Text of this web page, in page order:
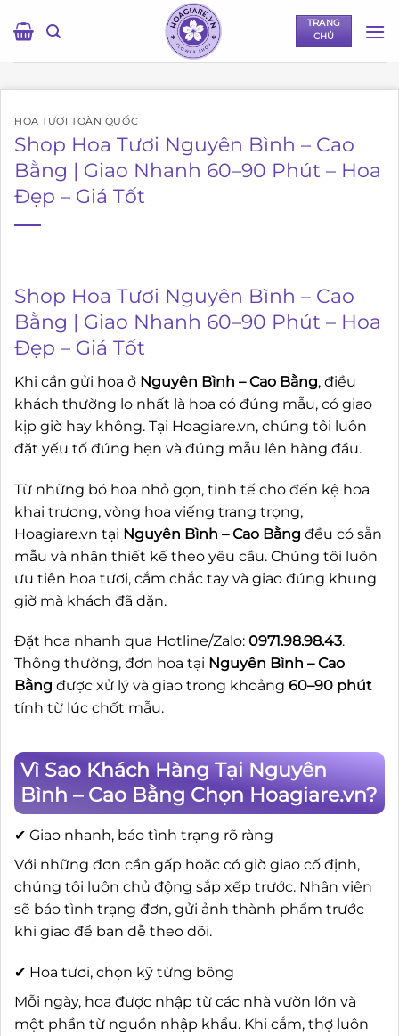
qua
TRANG
CHỦ
HOA TƯƠI TOÀN QUỐC
Shop Hoa Tươi Nguyên Bình – Cao
Bằng | Giao Nhanh 60–90 Phút – Hoa
Đẹp – Giá Tốt
Shop Hoa Tươi Nguyên Bình – Cao
Bằng | Giao Nhanh 60–90 Phút – Hoa
Đẹp – Giá Tốt
Khi cần gửi hoa ở Nguyên Bình – Cao Bằng, điều
khách thường lo nhất là hoa có đúng mẫu, có giao
kịp giờ hay không. Tại Hoagiare.vn, chúng tôi luôn
đặt yếu tố đúng hẹn và đúng mẫu lên hàng đầu.
Từ những bó hoa nhỏ gọn, tinh tế cho đến kệ hoa
khai trương, vòng hoa viếng trang trọng,
Hoagiare.vn tại Nguyên Bình – Cao Bằng đều có sẵn
mẫu và nhận thiết kế theo yêu cầu. Chúng tôi luôn
ưu tiên hoa tươi, cắm chắc tay và giao đúng khung
giờ mà khách đã dặn.
Đặt hoa nhanh qua Hotline/Zalo: 0971.98.98.43.
Thông thường, đơn hoa tại Nguyên Bình – Cao
Bằng được xử lý và giao trong khoảng 60–90 phút
tính từ lúc chốt mẫu.
Vì Sao Khách Hàng Tại Nguyên
Bình – Cao Bằng Chọn Hoagiare.vn?
✔ Giao nhanh, báo tình trạng rõ ràng
Với những đơn cần gấp hoặc có giờ giao cố định,
chúng tôi luôn chủ động sắp xếp trước. Nhân viên
sẽ báo tình trạng đơn, gửi ảnh thành phẩm trước
khi giao để bạn dễ theo dõi.
✔ Hoa tươi, chọn kỹ từng bông
Mỗi ngày, hoa được nhập từ các nhà vườn lớn và
một phần từ nguồn nhập khẩu. Khi cắm, thợ luôn